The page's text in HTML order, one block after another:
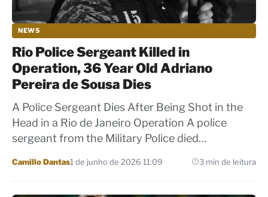
NEWS
Rio Police Sergeant Killed in
Operation, 36 Year Old Adriano
Pereira de Sousa Dies
A Police Sergeant Dies After Being Shot in the
Head in a Rio de Janeiro Operation A police
sergeant from the Military Police died…
Por
Camillo Dantas1 de junho de 2026 11:09 3 min de leitura